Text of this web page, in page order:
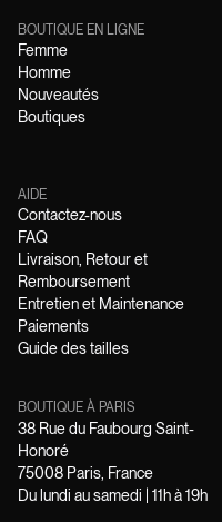
BOUTIQUE EN LIGNE
Femme
Homme
Nouveautés
Boutiques
AIDE
Contactez-nous
FAQ
Livraison, Retour et
Remboursement
Entretien et Maintenance
Paiements
Guide des tailles
BOUTIQUE À PARIS
38 Rue du Faubourg Saint-
Honoré
75008 Paris, France
Du lundi au samedi | 11h à 19h